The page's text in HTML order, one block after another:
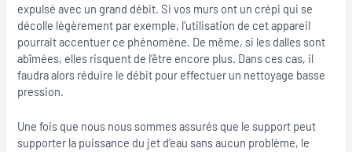
expulsé avec un grand débit. Si vos murs ont un crépi qui se
décolle légèrement par exemple, l’utilisation de cet appareil
pourrait accentuer ce phénomène. De même, si les dalles sont
abîmées, elles risquent de l’être encore plus. Dans ces cas, il
faudra alors réduire le débit pour effectuer un nettoyage basse
pression.
Une fois que nous nous sommes assurés que le support peut
supporter la puissance du jet d’eau sans aucun problème, le